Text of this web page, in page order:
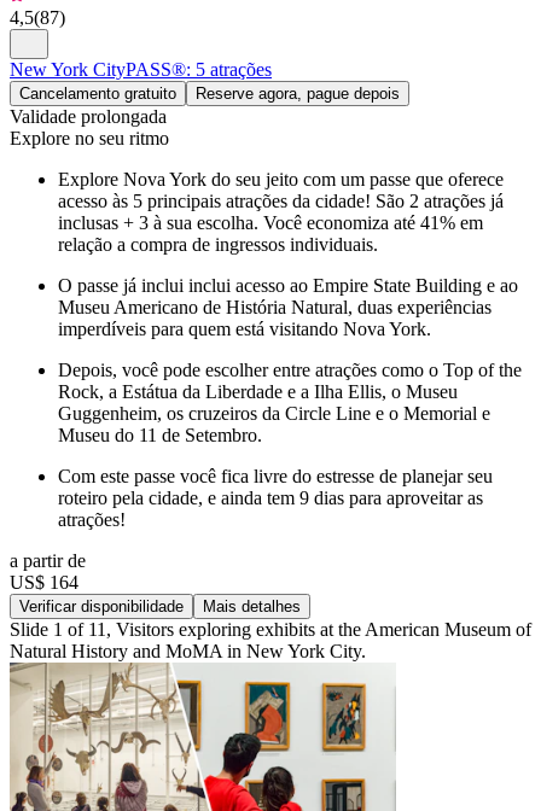
4,5(87)
New York CityPASS®: 5 atrações
Cancelamento gratuito Reserve agora, pague depois
Validade prolongada
Explore no seu ritmo
Explore Nova York do seu jeito com um passe que oferece
acesso às 5 principais atrações da cidade! São 2 atrações já
inclusas + 3 à sua escolha. Você economiza até 41% em
relação a compra de ingressos individuais.
O passe já inclui inclui acesso ao Empire State Building e ao
Museu Americano de História Natural, duas experiências
imperdíveis para quem está visitando Nova York.
Depois, você pode escolher entre atrações como o Top of the
Rock, a Estátua da Liberdade e a Ilha Ellis, o Museu
Guggenheim, os cruzeiros da Circle Line e o Memorial e
Museu do 11 de Setembro.
Com este passe você fica livre do estresse de planejar seu
roteiro pela cidade, e ainda tem 9 dias para aproveitar as
atrações!
a partir de
US$ 164
Verificar disponibilidade Mais detalhes
Slide 1 of 11, Visitors exploring exhibits at the American Museum of
Natural History and MoMA in New York City.